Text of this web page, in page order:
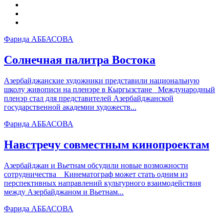
Фарида АББАСОВА
Солнечная палитра Востока
Азербайджанские художники представили национальную
школу живописи на пленэре в Кыргызстане Международный
пленэр стал для представителей Азербайджанской
государственной академии художеств...
Фарида АББАСОВА
Навстречу совместным кинопроектам
Азербайджан и Вьетнам обсудили новые возможности
сотрудничества Кинематограф может стать одним из
перспективных направлений культурного взаимодействия
между Азербайджаном и Вьетнам...
Фарида АББАСОВА